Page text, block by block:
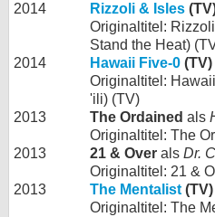
2014
Rizzoli & Isles
Originaltitel:
Stand the Heat)
2014
Hawaii Five-0 (TV)
Originaltitel:
'ili) (TV)
2013
The Ordained als
Originaltitel: The
2013
21 & Over als Dr.
Originaltitel: 21 &
2013
The Mentalist (TV)
Originaltitel: The